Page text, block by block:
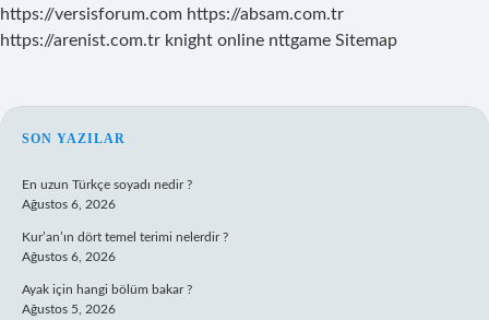
https://versisforum.com https://absam.com.tr
https://arenist.com.tr knight online nttgame Sitemap
SIDEBAR
SON YAZILAR
En uzun Türkçe soyadı nedir ?
Ağustos 6, 2026
Kur’an’ın dört temel terimi nelerdir ?
Ağustos 6, 2026
Ayak için hangi bölüm bakar ?
Ağustos 5, 2026